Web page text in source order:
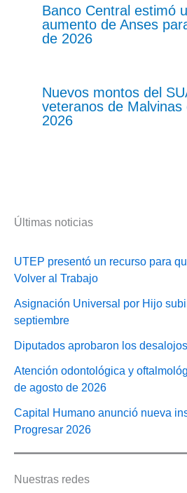
Banco Central estimó
aumento de Anses
de 2026
Nuevos montos del
veteranos de Malvinas
2026
Últimas noticias
UTEP presentó un recurso para
Volver al Trabajo
Asignación Universal por Hijo
septiembre
Diputados aprobaron los
Atención odontológica y
de agosto de 2026
Capital Humano anunció nueva
Progresar 2026
Nuestras redes